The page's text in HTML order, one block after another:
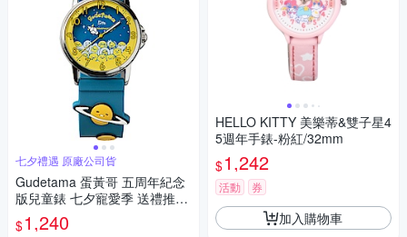
七夕禮遇 原廠公司貨
Gudetama 蛋黃哥 五周年紀念
版兒童錶 七夕寵愛季 送禮推
薦-32mm
$1,240
HELLO KITTY 美樂蒂&雙子星4
5週年手錶-粉紅/32mm
$1,242
活動 券
加入購物車